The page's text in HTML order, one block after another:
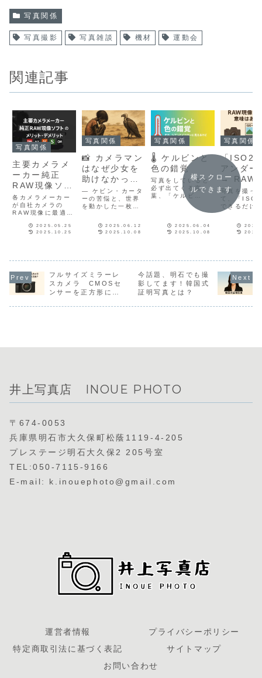
写真関係
写真撮影 写真雑談 機材 運動会
関連記事
写真関係
主要カメラメ
ーカー純正
RAW現像ソフ
トのメリッ
ト・デメリッ
ト
各カメラメーカー
が自社カメラの
RAW現像に最適化
を無料で提供して
います。
2025.05.25
2025.10.25
写真関係
📸 カメラマン
はなぜ少女を
助けなかった
のか？
― ケビン・カータ
ーの苦悩と、世界
を動かした一枚の
2025.06.12
2025.10.08
写真関係
🌡️ ケルビンと
色の錯覚
写真をしていると
必ず出てくる言
葉、「ケルビ
ン」。これは**色
**というもので、
光の「色味」を数
思う人も多いので
は？「これって、
シアンとイエロー
の調整になってな
2025.06.04
2025.10.08
写真関係
「
アンダー
→ RAW
で
同じにな
る？」
写真を撮っ
て、「ISO
できるだけ
方が画質が
はありませ
正すれば、
りも綺麗に
でしょうか
記事では、
えします。
横スクロー
ルできます
フルサイズミラーレ
スカメラ CMOSセ
ンサーを正方形にし
今話題、明石でも撮
影してます！韓国式
証明写真とは？
井上写真店 INOUE PHOTO
〒674-0053
兵庫県明石市大久保町松蔭1119-4-205
プレステージ明石大久保2 205号室
TEL:050-7115-9166
E-mail: k.inouephoto@gmail.com
運営者情報
プライバシーポリシー
特定商取引法に基づく表記
サイトマップ
お問い合わせ